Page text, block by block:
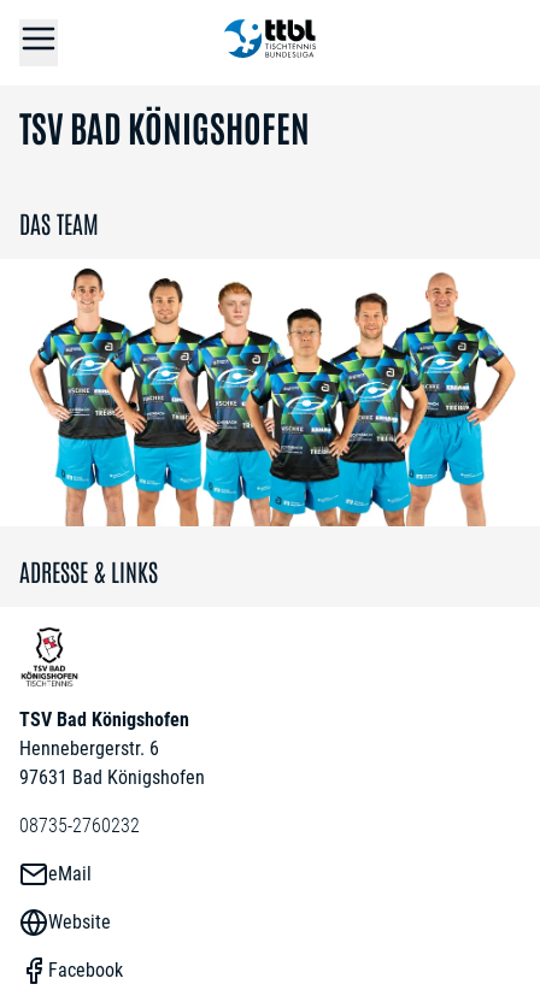
TSV BAD KÖNIGSHOFEN
DAS TEAM
ADRESSE & LINKS
TSV Bad Königshofen
Hennebergerstr. 6
97631 Bad Königshofen
08735-2760232
eMail
Website
Facebook